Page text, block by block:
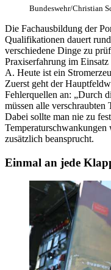
Bundeswehr/Christian
Die Fachausbildung der
Qualifikationen dauert
verschiedene Dinge zu
Praxiserfahrung im
A. Heute ist ein
Zuerst geht der
Fehlerquellen an: „Durch
müssen alle
Dabei sollte man nie zu
zusätzlich beansprucht.
Einmal an jede